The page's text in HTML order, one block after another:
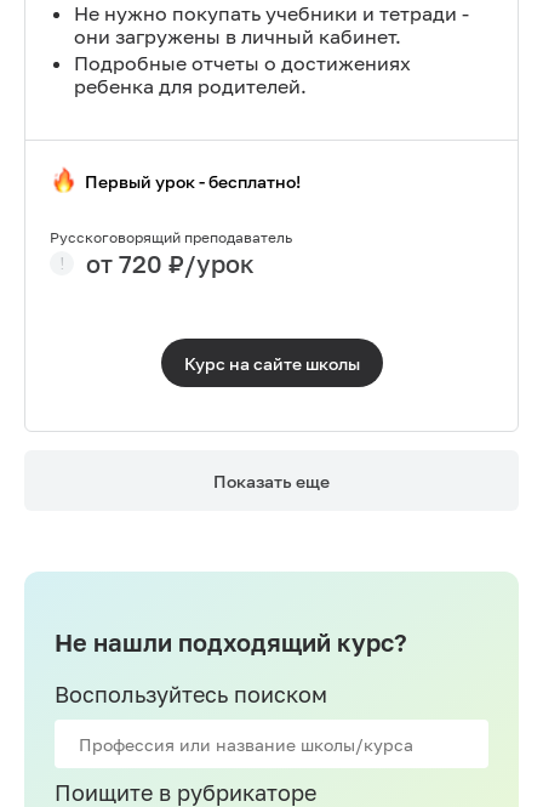
Не нужно покупать учебники и тетради -
они загружены в личный кабинет.
Подробные отчеты о достижениях
ребенка для родителей.
Первый урок - бесплатно!
Русскоговорящий преподаватель
от 720 ₽/урок
Курс на сайте школы
Показать еще
Не нашли подходящий курс?
Воспользуйтесь поиском
Поищите в рубрикаторе